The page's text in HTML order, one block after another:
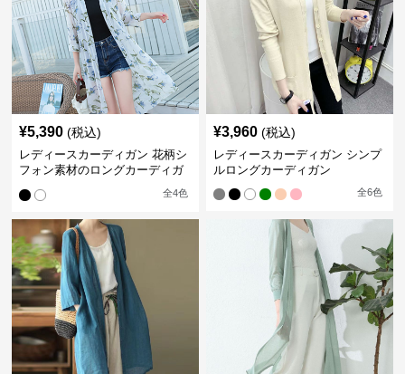
¥5,390 (税込)
レディースカーディガン 花柄シ
フォン素材のロングカーディガ
全4色
¥3,960 (税込)
レディースカーディガン シンプ
ルロングカーディガン
全6色